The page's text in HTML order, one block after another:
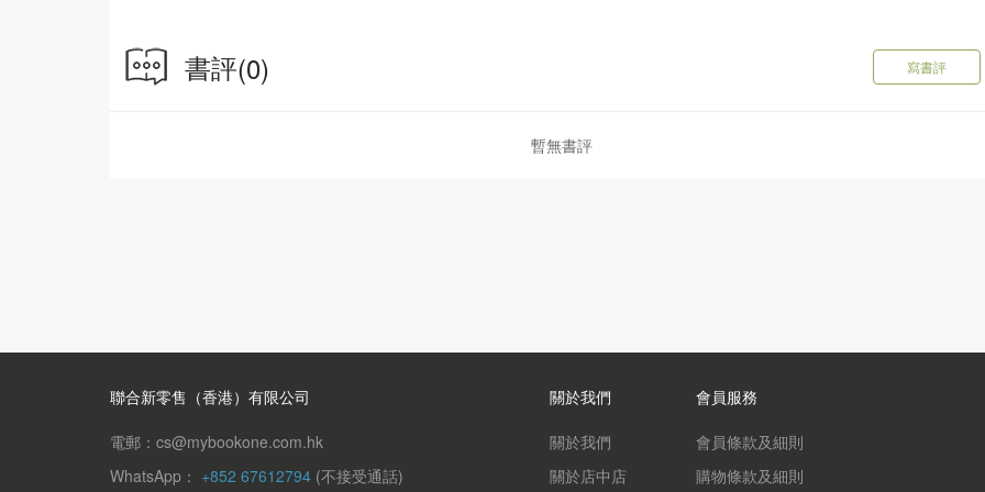
書評(0) 寫書評
暫無書評
聯合新零售（香港）有限公司
電郵：cs@mybookone.com.hk
WhatsApp： +852 67612794 (不接受通話)
關於我們
關於我們
關於店中店
會員服務
會員條款及細則
購物條款及細則